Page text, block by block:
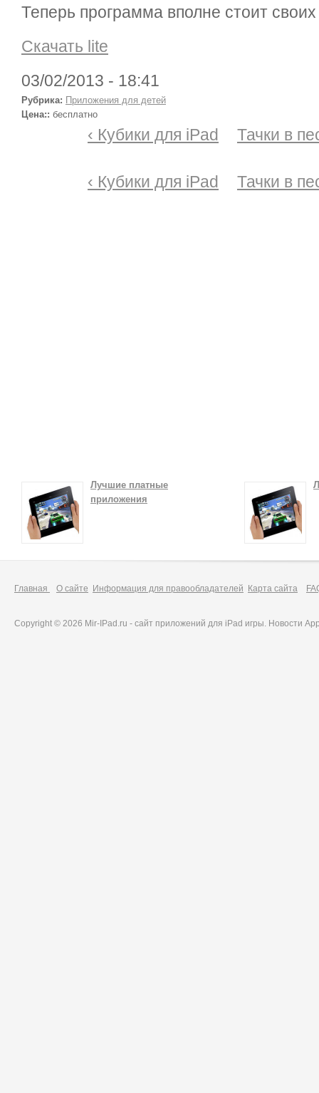
Теперь программа вполне стоит своих
Скачать lite
03/02/2013 - 18:41
Рубрика: Приложения для детей
Цена:: бесплатно
‹ Кубики для iPad Тачки в
‹ Кубики для iPad Тачки в
Лучшие платные
приложения
Главная О сайте Информация для правообладателей Карта сайта
Copyright © 2026 Mir-IPad.ru - сайт приложений для iPad игры. Новости